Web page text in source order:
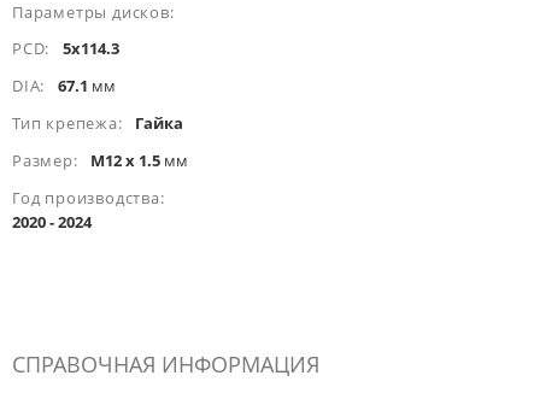
Параметры дисков:
PCD:
5x114.3
DIA:
67.1 мм
Тип крепежа:
Гайка
Размер:
M12 x 1.5 мм
Год производства:
2020 - 2024
СПРАВОЧНАЯ ИНФОРМАЦИЯ